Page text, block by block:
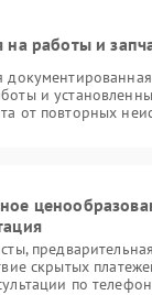
на работы и
и
от повторных
скрытых
по